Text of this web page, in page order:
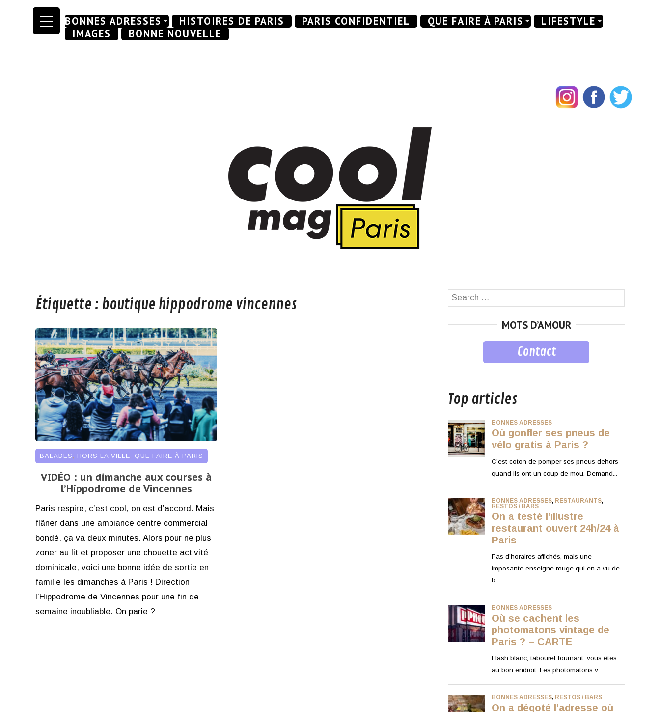
Skip
BONNES ADRESSES HISTOIRES DE PARIS PARIS CONFIDENTIEL QUE FAIRE À PARIS
LIFESTYLE
IMAGES
BONNE NOUVELLE
Étiquette : boutique hippodrome vincennes
BALADES HORS LA VILLE QUE FAIRE À PARIS
VIDÉO : un dimanche aux courses à
l’Hippodrome de Vincennes
Paris respire, c’est cool, on est d’accord. Mais
flâner dans une ambiance centre commercial
bondé, ça va deux minutes. Alors pour ne plus
zoner au lit et proposer une chouette activité
dominicale, voici une bonne idée de sortie en
famille les dimanches à Paris ! Direction
l’Hippodrome de Vincennes pour une fin de
semaine inoubliable. On parie ?
Search
MOTS D’AMOUR
Contact
Top articles